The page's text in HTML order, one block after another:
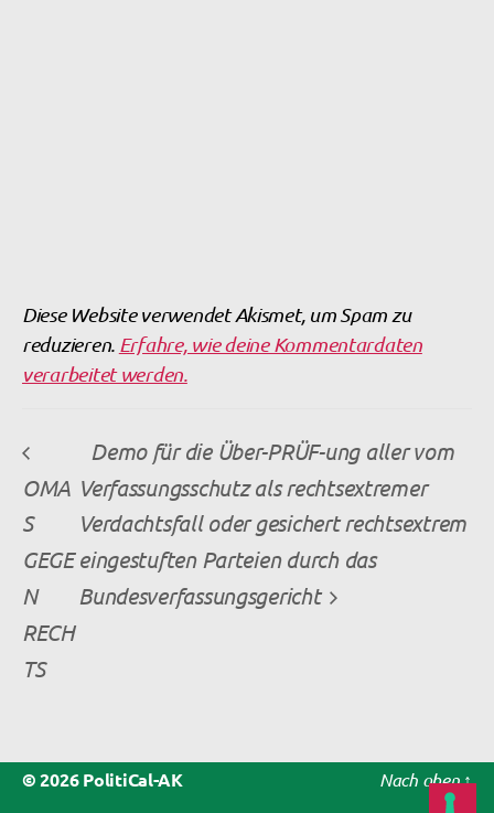
Diese Website verwendet Akismet, um Spam zu
reduzieren. Erfahre, wie deine Kommentardaten
verarbeitet werden.
OMA
S
GEGE
N
RECH
TS
Demo für die Über-PRÜF-ung aller vom
Verfassungsschutz als rechtsextremer
Verdachtsfall oder gesichert rechtsextrem
eingestuften Parteien durch das
Bundesverfassungsgericht
© 2026PolitiCal-AK Nach oben↑